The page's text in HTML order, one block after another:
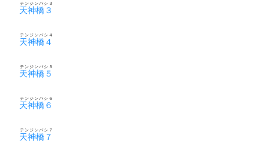
天神橋３
テンジンバシ３
天神橋４
テンジンバシ４
天神橋５
テンジンバシ５
天神橋６
テンジンバシ６
天神橋７
テンジンバシ７